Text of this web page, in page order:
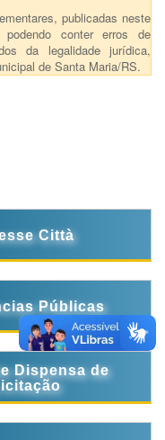
publicadas neste
conter erros de
da legalidade jurídica,
de Santa Maria/RS.
Città
Públicas
Dispensa de